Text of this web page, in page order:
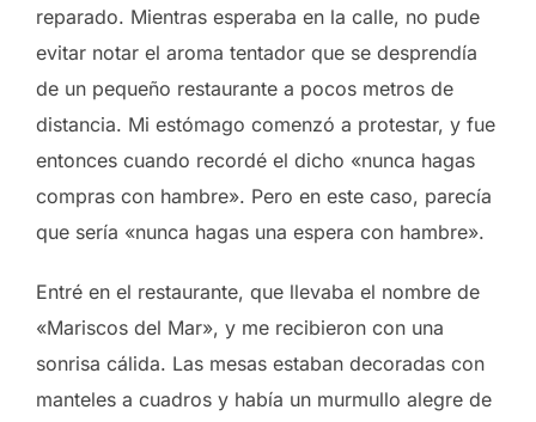
reparado. Mientras esperaba en la calle, no pude
evitar notar el aroma tentador que se desprendía
de un pequeño restaurante a pocos metros de
distancia. Mi estómago comenzó a protestar, y fue
entonces cuando recordé el dicho «nunca hagas
compras con hambre». Pero en este caso, parecía
que sería «nunca hagas una espera con hambre».
Entré en el restaurante, que llevaba el nombre de
«Mariscos del Mar», y me recibieron con una
sonrisa cálida. Las mesas estaban decoradas con
manteles a cuadros y había un murmullo alegre de